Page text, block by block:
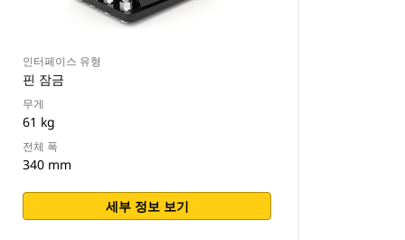
인터페이스 유형
핀 잠금
무게
61 kg
전체 폭
340 mm
세부 정보 보기